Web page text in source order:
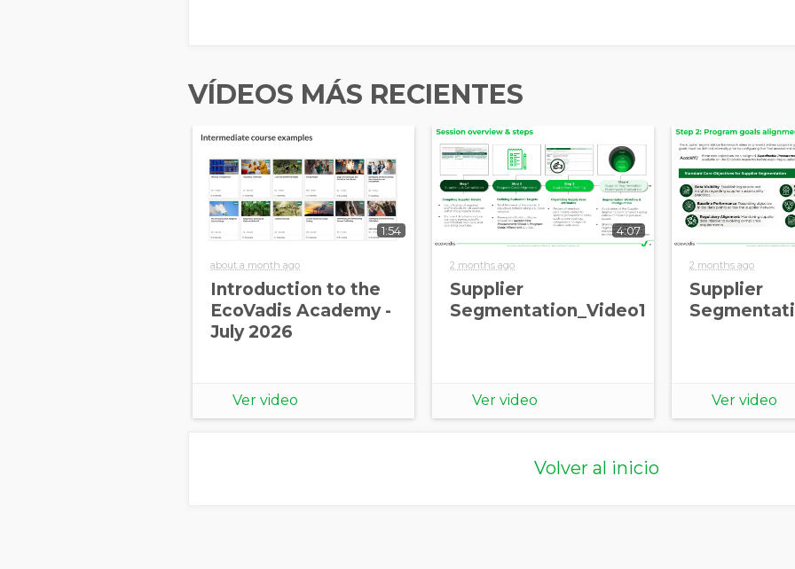
VÍDEOS MÁS RECIENTES
1:54
about a month ago
Introduction to the
EcoVadis Academy -
July 2026
Ver video
4:07
2 months ago
Supplier
Segmentation_Video1
Ver video
2 months ago
Supplier
Ver video
Volver al inicio